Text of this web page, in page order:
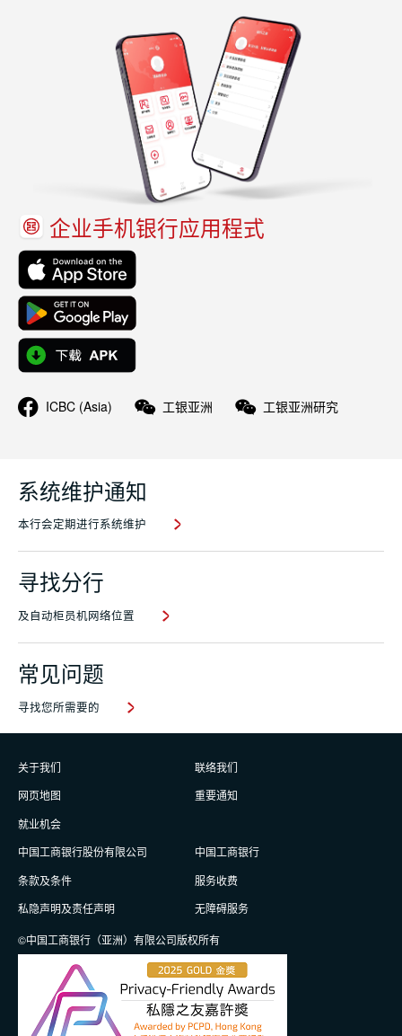
企业手机银行应用程式
ICBC (Asia) 工银亚洲 工银亚洲研究
系统维护通知
本行会定期进行系统维护
寻找分行
及自动柜员机网络位置
常见问题
寻找您所需要的
关于我们
联络我们
网页地图
重要通知
就业机会
中国工商银行股份有限公司
中国工商银行
条款及条件
服务收费
私隐声明及责任声明
无障碍服务
©中国工商银行（亚洲）有限公司版权所有